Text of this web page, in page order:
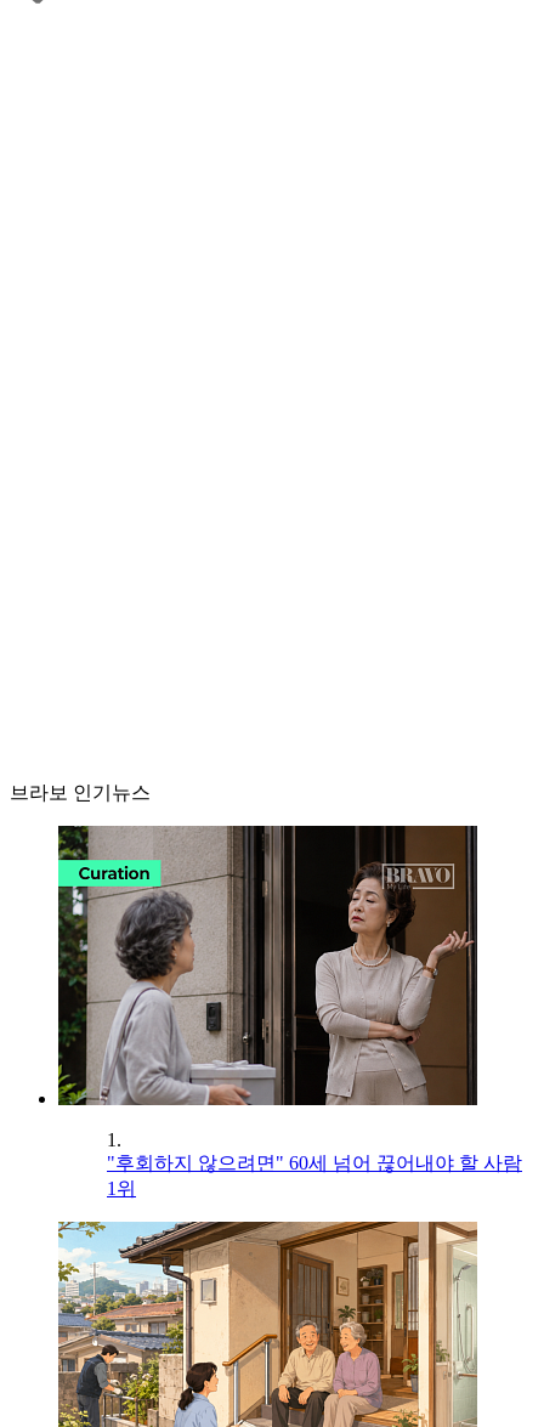
브라보 인기뉴스
1.
"후회하지 않으려면" 60세 넘어 끊어내야 할 사람
1위